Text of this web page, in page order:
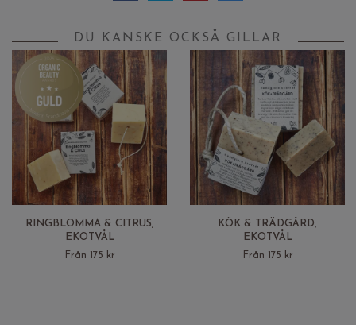
DU KANSKE OCKSÅ GILLAR
RINGBLOMMA & CITRUS,
EKOTVÅL
Från 175 kr
KÖK & TRÄDGÅRD,
EKOTVÅL
Från 175 kr